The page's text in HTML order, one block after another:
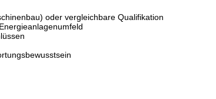
oder vergleichbare Qualifikation